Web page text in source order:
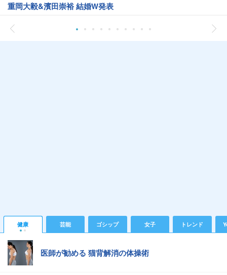
重岡大毅&濱田崇裕 結婚W発表
健康 芸能 ゴシップ 女子 トレンド
医師が勧める 猫背解消の体操術